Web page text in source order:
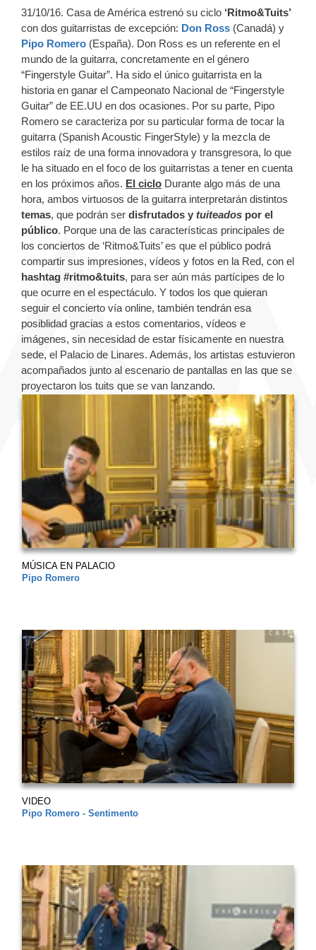
31/10/16. Casa de América estrenó su ciclo ‘Ritmo&Tuits’
con dos guitarristas de excepción: Don Ross (Canadá) y
Pipo Romero (España). Don Ross es un referente en el
mundo de la guitarra, concretamente en el género
“Fingerstyle Guitar”. Ha sido el único guitarrista en la
historia en ganar el Campeonato Nacional de “Fingerstyle
Guitar” de EE.UU en dos ocasiones. Por su parte, Pipo
Romero se caracteriza por su particular forma de tocar la
guitarra (Spanish Acoustic FingerStyle) y la mezcla de
estilos raíz de una forma innovadora y transgresora, lo que
le ha situado en el foco de los guitarristas a tener en cuenta
en los próximos años. El ciclo Durante algo más de una
hora, ambos virtuosos de la guitarra interpretarán distintos
temas, que podrán ser disfrutados y tuiteados por el
público. Porque una de las características principales de
los conciertos de ‘Ritmo&Tuits’ es que el público podrá
compartir sus impresiones, vídeos y fotos en la Red, con el
hashtag #ritmo&tuits, para ser aún más partícipes de lo
que ocurre en el espectáculo. Y todos los que quieran
seguir el concierto vía online, también tendrán esa
posiblidad gracias a estos comentarios, vídeos e
imágenes, sin necesidad de estar físicamente en nuestra
sede, el Palacio de Linares. Además, los artistas estuvieron
acompañados junto al escenario de pantallas en las que se
proyectaron los tuits que se van lanzando.
MÚSICA EN PALACIO
Pipo Romero
VIDEO
Pipo Romero - Sentimento